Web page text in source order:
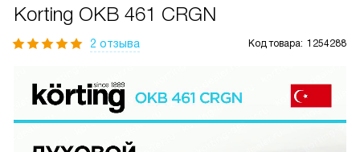
Korting OKB 461 CRGN
2 отзыва Код товара: 1254288